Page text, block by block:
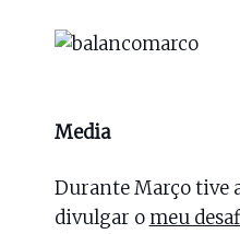
Media
Durante Março tive
divulgar o meu